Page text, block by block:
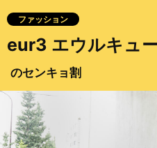
ファッション
eur3 エウルキュ
のセンキョ割